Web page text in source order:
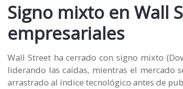
Signo mixto en Wall
empresariales
Wall Street ha cerrado con signo mixto
liderando las caídas, mientras el mercado
arrastrado al índice tecnológico antes de